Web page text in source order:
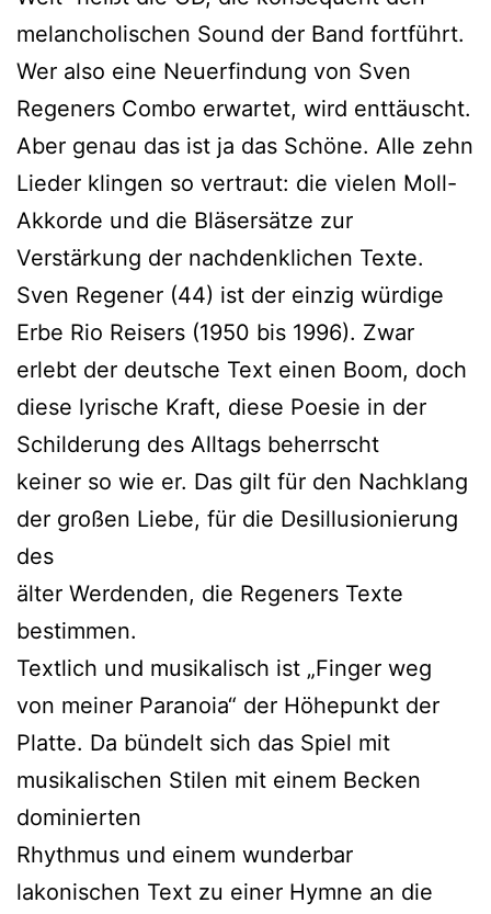
melancholischen Sound der Band fortführt.
Wer also eine Neuerfindung von Sven
Regeners Combo erwartet, wird enttäuscht.
Aber genau das ist ja das Schöne. Alle zehn
Lieder klingen so vertraut: die vielen Moll-
Akkorde und die Bläsersätze zur
Verstärkung der nachdenklichen Texte.
Sven Regener (44) ist der einzig würdige
Erbe Rio Reisers (1950 bis 1996). Zwar
erlebt der deutsche Text einen Boom, doch
diese lyrische Kraft, diese Poesie in der
Schilderung des Alltags beherrscht
keiner so wie er. Das gilt für den Nachklang
der großen Liebe, für die Desillusionierung
des
älter Werdenden, die Regeners Texte
bestimmen.
Textlich und musikalisch ist „Finger weg
von meiner Paranoia“ der Höhepunkt der
Platte. Da bündelt sich das Spiel mit
musikalischen Stilen mit einem Becken
dominierten
Rhythmus und einem wunderbar
lakonischen Text zu einer Hymne an die